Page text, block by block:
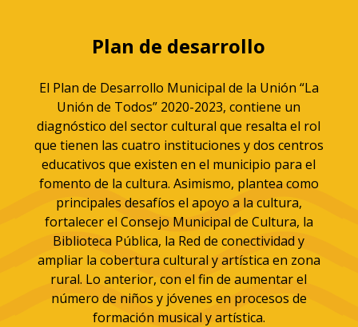
Plan de desarrollo
El Plan de Desarrollo Municipal de la Unión “La
Unión de Todos” 2020-2023, contiene un
diagnóstico del sector cultural que resalta el rol
que tienen las cuatro instituciones y dos centros
educativos que existen en el municipio para el
fomento de la cultura. Asimismo, plantea como
principales desafíos el apoyo a la cultura,
fortalecer el Consejo Municipal de Cultura, la
Biblioteca Pública, la Red de conectividad y
ampliar la cobertura cultural y artística en zona
rural. Lo anterior, con el fin de aumentar el
número de niños y jóvenes en procesos de
formación musical y artística.